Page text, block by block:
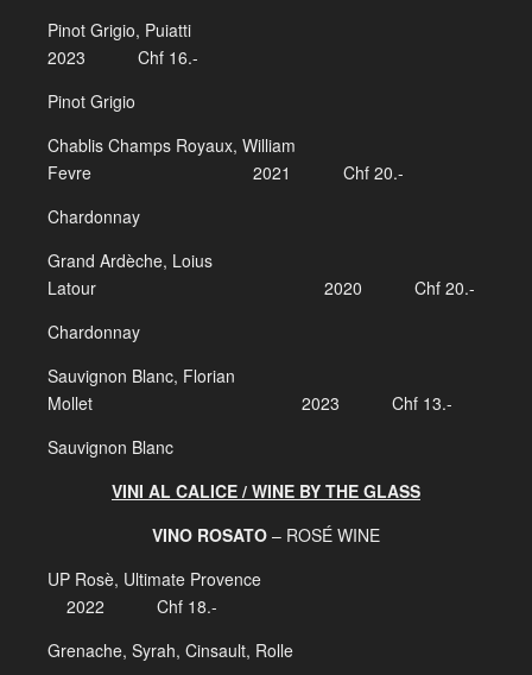
Pinot Grigio, Puiatti
2023 Chf 16.-
Pinot Grigio
Chablis Champs Royaux, William
Fevre 2021 Chf 20.-
Chardonnay
Grand Ardèche, Loius
Latour 2020 Chf 20.-
Chardonnay
Sauvignon Blanc, Florian
Mollet 2023 Chf 13.-
Sauvignon Blanc
VINI AL CALICE / WINE BY THE GLASS
VINO ROSATO – ROSÉ WINE
UP Rosè, Ultimate Provence
2022 Chf 18.-
Grenache, Syrah, Cinsault, Rolle